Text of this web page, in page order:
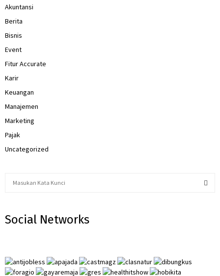
Akuntansi
Berita
Bisnis
Event
Fitur Accurate
Karir
Keuangan
Manajemen
Marketing
Pajak
Uncategorized
c
r
:
Social Networks